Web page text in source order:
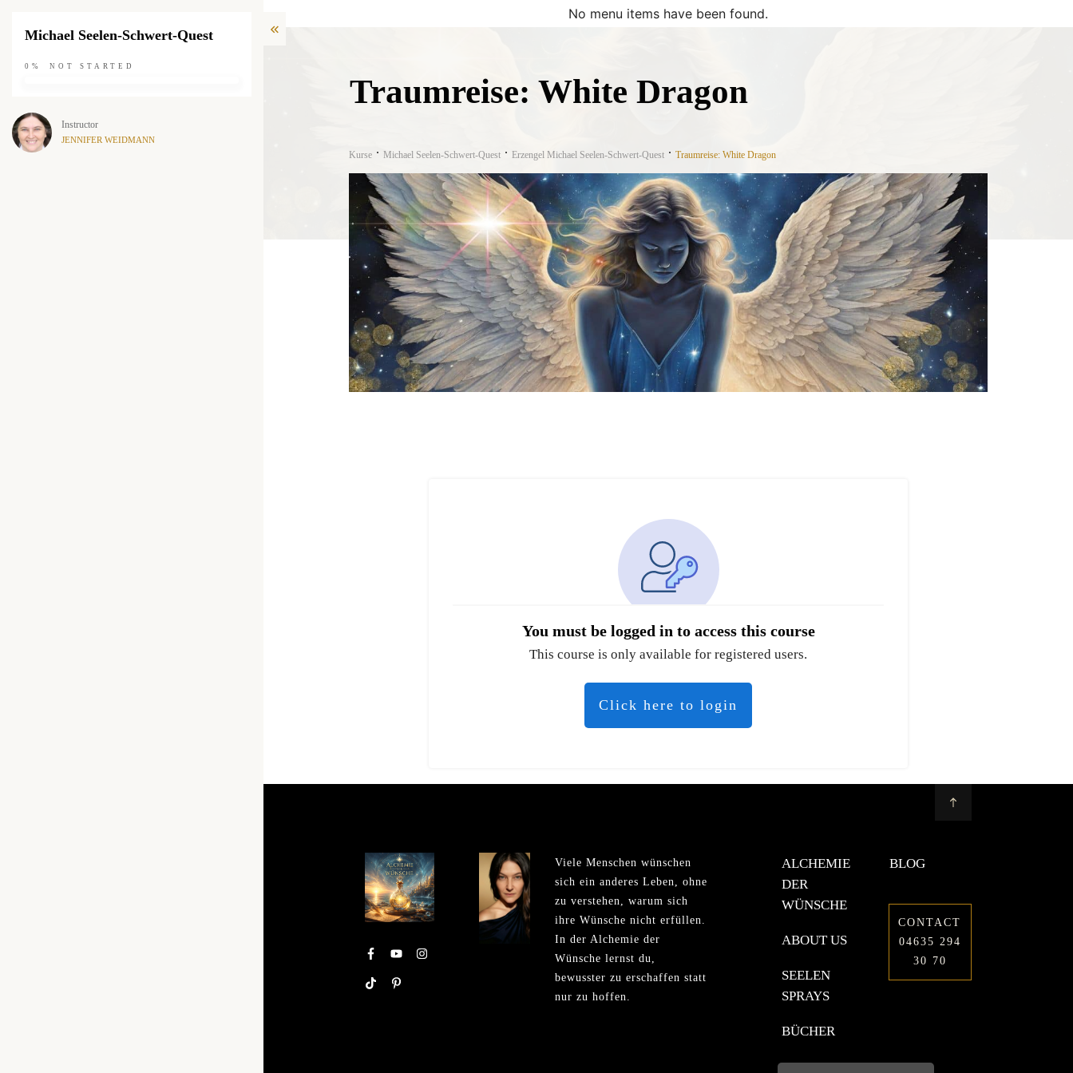
No menu items have been found.
Traumreise: White Dragon
Kurse Michael Seelen-Schwert-Quest Erzengel Michael Seelen-Schwert-Quest Traumreise: White Dragon
You must be logged in to access this course
This course is only available for registered users.
Click here to login
Viele Menschen wünschen
sich ein anderes Leben, ohne
zu verstehen, warum sich
ihre Wünsche nicht erfüllen.
In der Alchemie der
Wünsche lernst du,
bewusster zu erschaffen statt
nur zu hoffen.
ALCHEMIE
DER
WÜNSCHE
ABOUT US
SEELEN
SPRAYS
BÜCHER
BLOG
CONTACT
04635 294
30 70
Michael Seelen-Schwert-Quest
0% NOT STARTED
Instructor
JENNIFER WEIDMANN